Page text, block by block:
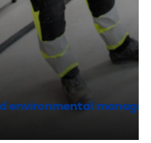
environmental